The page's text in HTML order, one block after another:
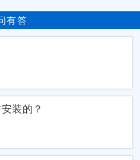
有答
装的？